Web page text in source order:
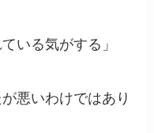
いる気がする」
悪いわけではあり